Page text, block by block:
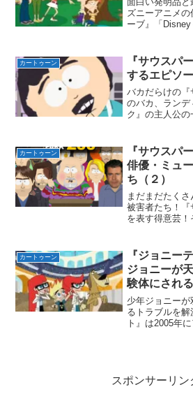
ズニーアニメ
ーブ』「Disney
おすすめする
プソンズ』・
カートゥーン
『サウスパ
するエピソ
バカだらけの『
のバカ、ランデ
ク』の主人公
ら、僕の独断
ただしランキ
カートゥーン
『サウスパ
俳優・ミュ
ち（２）
まだまだたく
被害者たち！『
を表す得意芸
してしまうこ
『サウスパー
カートゥーン
『ジョニー
ジョニーが
験体にされ
ィ！？
少年ジョニー
るトラブルを
ト』は2005年
スポンサーリン